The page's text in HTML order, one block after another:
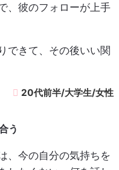
、彼のフォローが上手
できて、その後いい関
20代前半/大学生/女性
う
、今の自分の気持ちを